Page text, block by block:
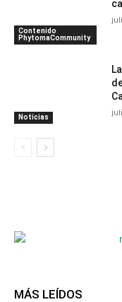
Contenido
PhytomaCommunity
Noticias
MÁS LEÍDOS